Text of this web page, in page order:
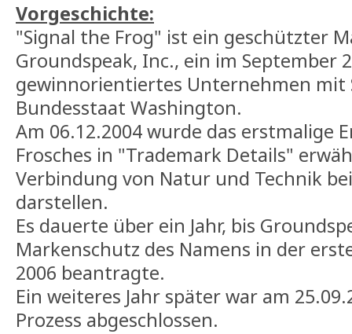
Vorgeschichte:
"Signal the Frog" ist ein geschützter
Groundspeak, Inc., ein im September
gewinnorientiertes Unternehmen mit
Bundesstaat Washington.
Am 06.12.2004 wurde das erstmalige
Frosches in "Trademark Details"
Verbindung von Natur und Technik
darstellen.
Es dauerte über ein Jahr, bis
Markenschutz des Namens in der
2006 beantragte.
Ein weiteres Jahr später war am
Prozess abgeschlossen.